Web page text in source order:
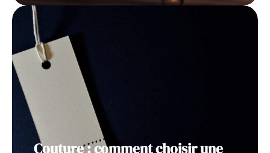
Couture : comment choisir une